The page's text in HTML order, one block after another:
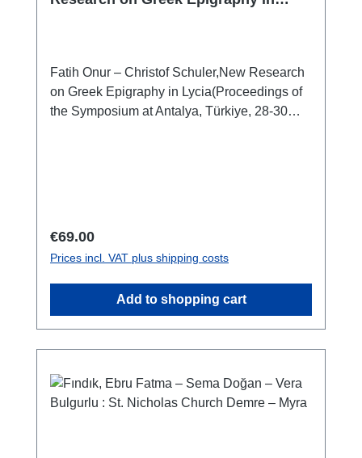
Fatih Onur – Christof Schuler,New Research
on Greek Epigraphy in Lycia(Proceedings of
the Symposium at Antalya, Türkiye, 28-30
Regular price:
€69.00
Prices incl. VAT plus shipping costs
Add to shopping cart